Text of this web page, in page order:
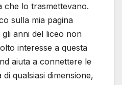
che lo trasmettevano.
sulla mia pagina
anni del liceo non
interesse a questa
aiuta a connettere le
qualsiasi dimensione,